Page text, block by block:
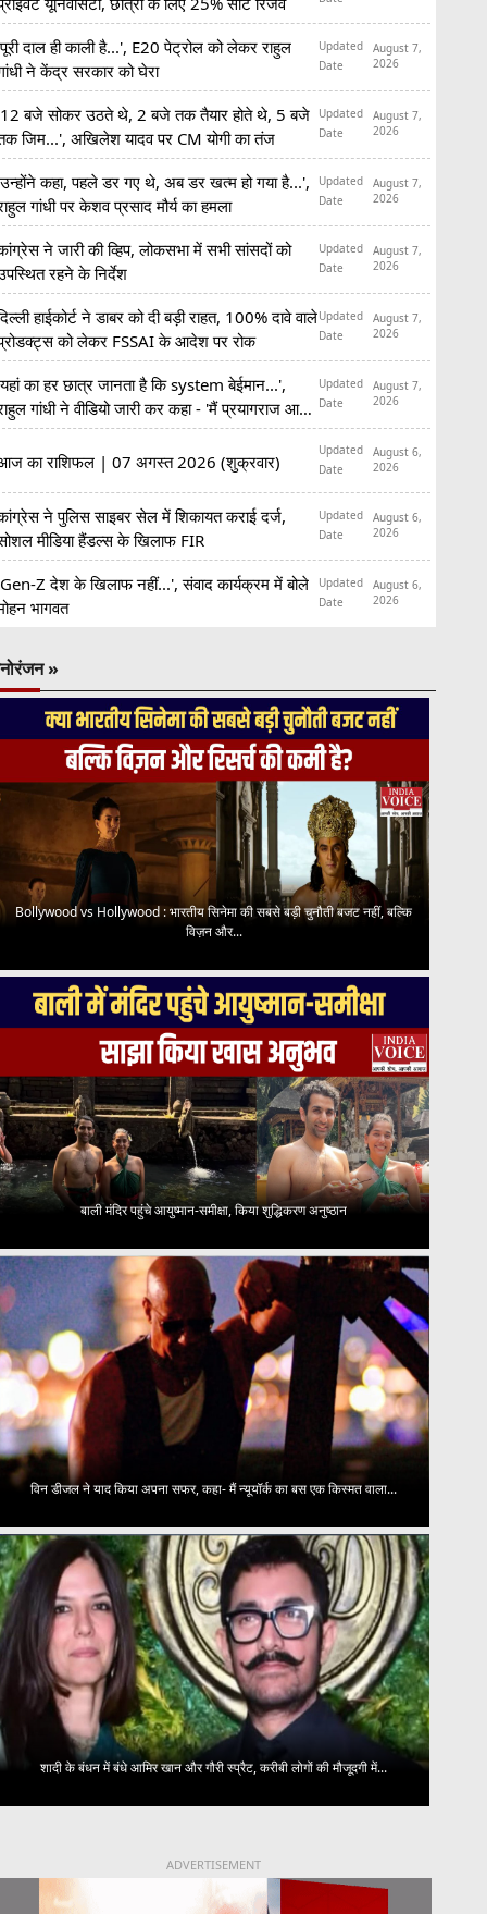
दाल ही काली है...', E20 पेट्रोल को लेकर राहुल
ने केंद्र सरकार को घेरा
Updated
Date
August 7,
2026
बजे सोकर उठते थे, 2 बजे तक तैयार होते थे, 5 बजे
जिम...', अखिलेश यादव पर CM योगी का तंज
Updated
Date
August 7,
2026
कहा, पहले डर गए थे, अब डर खत्म हो गया है...',
गांधी पर केशव प्रसाद मौर्य का हमला
Updated
Date
August 7,
2026
ने जारी की व्हिप, लोकसभा में सभी सांसदों को
रहने के निर्देश
Updated
Date
August 7,
2026
हाईकोर्ट ने डाबर को दी बड़ी राहत, 100% दावे वाले
को लेकर FSSAI के आदेश पर रोक
Updated
Date
August 7,
2026
का हर छात्र जानता है कि system बेईमान...',
गांधी ने वीडियो जारी कर कहा - 'मैं प्रयागराज आ
हूं'
Updated
Date
August 7,
2026
का राशिफल | 07 अगस्त 2026 (शुक्रवार)
Updated
Date
August 6,
2026
ने पुलिस साइबर सेल में शिकायत कराई दर्ज,
मीडिया हैंडल्स के खिलाफ FIR
Updated
Date
August 6,
2026
Z देश के खिलाफ नहीं...', संवाद कार्यक्रम में बोले
भागवत
Updated
Date
August 6,
2026
»
Bollywood vs Hollywood : भारतीय सिनेमा की सबसे बड़ी चुनौती बजट नहीं, बल्कि
विज़न और...
बाली मंदिर पहुंचे आयुष्मान-समीक्षा, किया शुद्धिकरण अनुष्ठान
विन डीजल ने याद किया अपना सफर, कहा- मैं न्यूयॉर्क का बस एक किस्मत वाला...
शादी के बंधन में बंधे आमिर खान और गौरी स्प्रैट, करीबी लोगों की मौजूदगी में...
ADVERTISEMENT